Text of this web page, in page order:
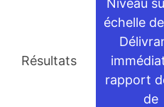
Résultats
Niveau
échelle
rapport
de